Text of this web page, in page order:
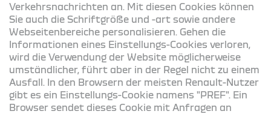
Verkehrsnachrichten an. Mit diesen Cookies können
Sie auch die Schriftgröße und -art sowie andere
Webseitenbereiche personalisieren. Gehen die
Informationen eines Einstellungs-Cookies verloren,
wird die Verwendung der Website möglicherweise
umständlicher, führt aber in der Regel nicht zu einem
Ausfall. In den Browsern der meisten Renault-Nutzer
gibt es ein Einstellungs-Cookie namens "PREF". Ein
Browser sendet dieses Cookie mit Anfragen an